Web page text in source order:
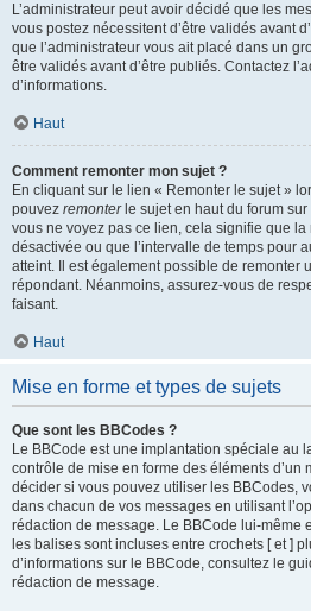
L’administrateur peut avoir décidé que les
vous postez nécessitent d’être validés avant
que l’administrateur vous ait placé dans un
être validés avant d’être publiés. Contactez
d’informations.
Haut
Comment remonter mon sujet ?
En cliquant sur le lien « Remonter le sujet »
pouvez remonterle sujet en haut du forum
vous ne voyez pas ce lien, cela signifie que la
désactivée ou que l’intervalle de temps pour
atteint. Il est également possible de remonter
répondant. Néanmoins, assurez-vous de
faisant.
Haut
Mise en forme et types de sujets
Que sont les BBCodes ?
Le BBCode est une implantation spéciale au
contrôle de mise en forme des éléments d’un
décider si vous pouvez utiliser les BBCodes,
dans chacun de vos messages en utilisant
rédaction de message. Le BBCode lui-même
les balises sont incluses entre crochets [ et ]
d’informations sur le BBCode, consultez le
rédaction de message.